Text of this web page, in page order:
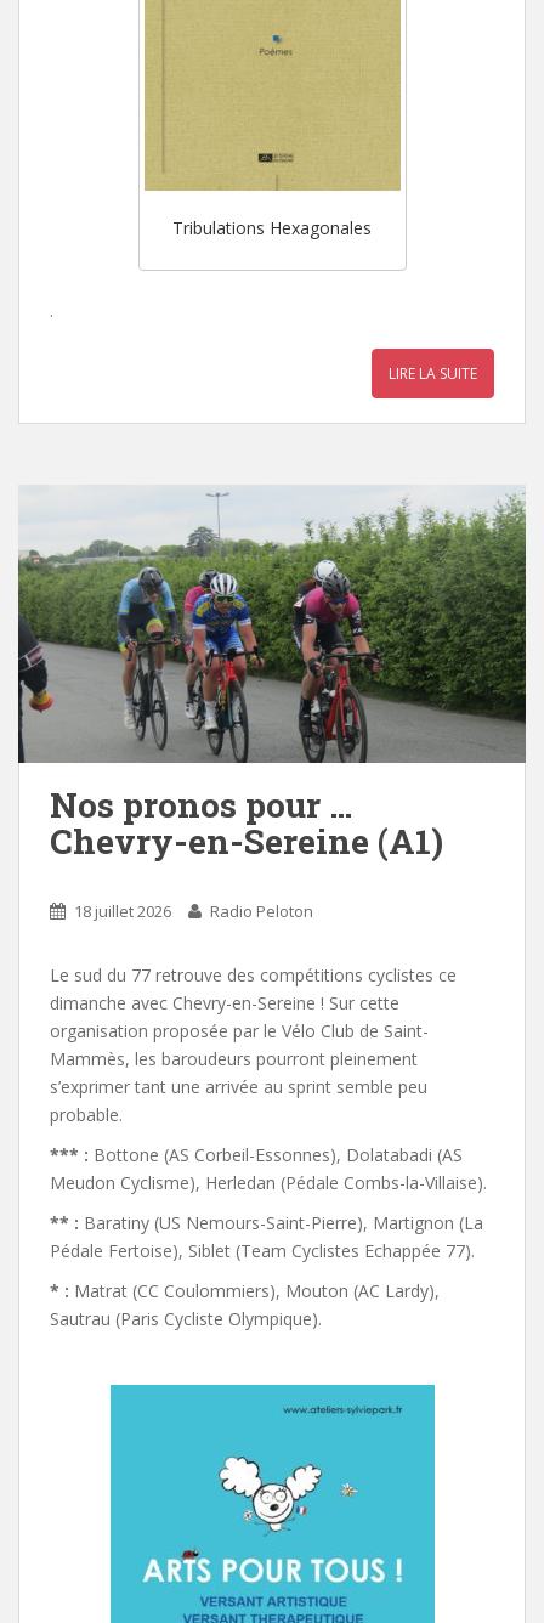
Tribulations Hexagonales
.
LIRE LA SUITE
Nos pronos pour …
Chevry-en-Sereine (A1)
18 juillet 2026 Radio Peloton
Le sud du 77 retrouve des compétitions cyclistes ce
dimanche avec Chevry-en-Sereine ! Sur cette
organisation proposée par le Vélo Club de Saint-
Mammès, les baroudeurs pourront pleinement
s’exprimer tant une arrivée au sprint semble peu
probable.
*** : Bottone (AS Corbeil-Essonnes), Dolatabadi (AS
Meudon Cyclisme), Herledan (Pédale Combs-la-Villaise).
** : Baratiny (US Nemours-Saint-Pierre), Martignon (La
Pédale Fertoise), Siblet (Team Cyclistes Echappée 77).
* : Matrat (CC Coulommiers), Mouton (AC Lardy),
Sautrau (Paris Cycliste Olympique).